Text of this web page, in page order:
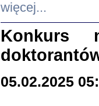
więcej...
Konkurs
05.02.2025